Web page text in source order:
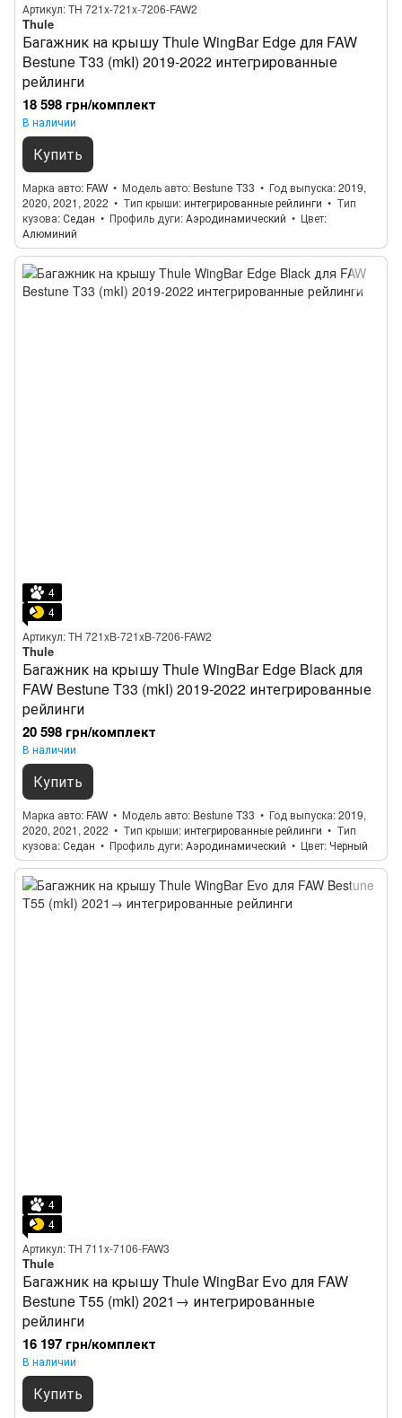
Артикул: TH 721x-721x-7206-FAW2
Thule
Багажник на крышу Thule WingBar Edge для FAW
Bestune T33 (mkI) 2019-2022 интегрированные
рейлинги
18 598 грн/комплект
В наличии
Купить
Марка авто FAW Модель авто Bestune T33 Год выпуска 2019,
2020, 2021, 2022
Тип крыши интегрированные рейлинги
Тип
кузова Седан Профиль дуги Аэродинамический
Цвет
Алюминий
4
4
Артикул: TH 721xB-721xB-7206-FAW2
Thule
Багажник на крышу Thule WingBar Edge Black для
FAW Bestune T33 (mkI) 2019-2022 интегрированные
рейлинги
20 598 грн/комплект
В наличии
Купить
Марка авто FAW Модель авто Bestune T33 Год выпуска 2019,
2020, 2021, 2022
Тип крыши интегрированные рейлинги
Тип
кузова Седан Профиль дуги Аэродинамический Цвет Черный
4
4
Артикул: TH 711x-7106-FAW3
Thule
Багажник на крышу Thule WingBar Evo для FAW
Bestune T55 (mkI) 2021→ интегрированные
рейлинги
16 197 грн/комплект
В наличии
Купить